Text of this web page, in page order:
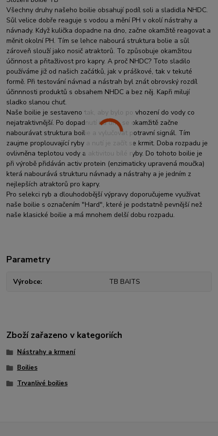
Všechny druhy našeho boilie obsahují podíl soli a sladidla NHDC.
Sůl velice dobře reaguje s vodou a mění PH v okolí nástrahy a
návnady. Když kulička dopadne na dno, začne okamžitě reagovat a
měnit okolní PH. Tím se lehce nabourá struktura bolie a sůl
zároveň slouží jako nosič atraktorů. To způsobuje okamžitou
účinnost a přitažlivost pro kapry. A proč NHDC? Toto sladilo
používáme již od našich začátků, jak v práškové, tak v tekuté
formě. Při testování návnad a nástrah byl znát obrovský rozdíl
účinnnosti produktů s obsahem NHDC a bez něj. Kapři milují
sladko slanou chuť.
Naše boilie je sestaveno tak, aby bylo po vhození do vody co
nejatraktivnější. Po dopadnutí na dno se okamžitě začne
nabourávat struktura boilie a vylučovat potravní signál. Tím
zaujme proplouvající ryby a nutí je začít se krmit. Doba rozpadu je
ovlivněna teplotou vody a aktivitou bílé ryby. Do tohoto boilie je
při výrobě přidáván activ protein (enzimaticky upravená moučka)
která nabourává strukturu návnady a nástrahy a je jedním z
nejlepších atraktorů pro kapry.
Pro selekci ryb a dlouhodobější výpravy doporučujeme využívat
naše boilie s označením "Hard", které je podstatně pevnější než
naše klasické boilie a má mnohem delší dobu rozpadu.
Parametry
Výrobce TB BAITS
Zboží zařazeno v kategoriích
Nástrahy a krmení
Boilies
Trvanlivé boilies